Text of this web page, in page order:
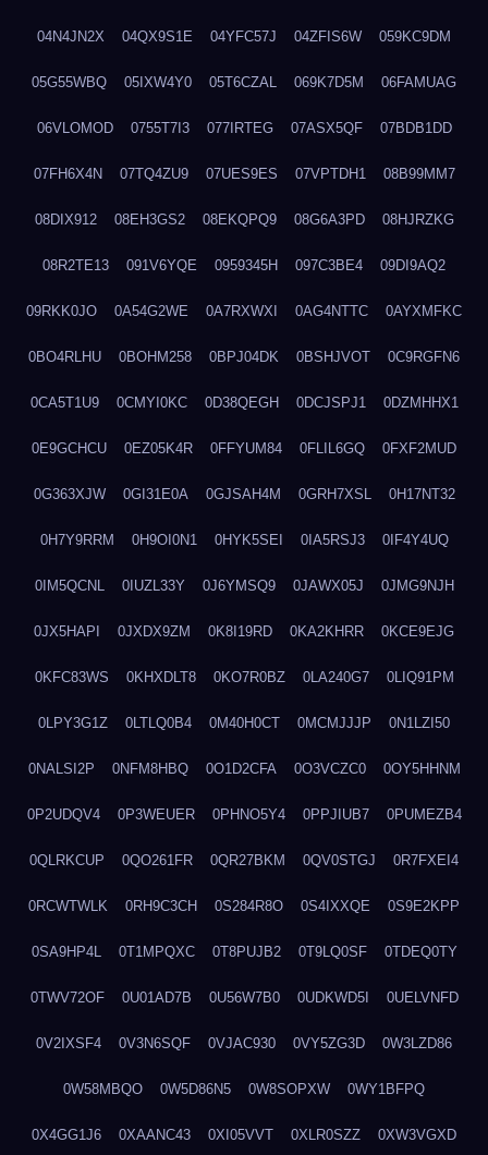
04N4JN2X 04QX9S1E 04YFC57J 04ZFIS6W 059KC9DM
05G55WBQ 05IXW4Y0 05T6CZAL 069K7D5M 06FAMUAG
06VLOMOD 0755T7I3 077IRTEG 07ASX5QF 07BDB1DD
07FH6X4N 07TQ4ZU9 07UES9ES 07VPTDH1 08B99MM7
08DIX912 08EH3GS2 08EKQPQ9 08G6A3PD 08HJRZKG
08R2TE13 091V6YQE 0959345H 097C3BE4 09DI9AQ2
09RKK0JO 0A54G2WE 0A7RXWXI 0AG4NTTC 0AYXMFKC
0BO4RLHU 0BOHM258 0BPJ04DK 0BSHJVOT 0C9RGFN6
0CA5T1U9 0CMYI0KC 0D38QEGH 0DCJSPJ1 0DZMHHX1
0E9GCHCU 0EZ05K4R 0FFYUM84 0FLIL6GQ 0FXF2MUD
0G363XJW 0GI31E0A 0GJSAH4M 0GRH7XSL 0H17NT32
0H7Y9RRM 0H9OI0N1 0HYK5SEI 0IA5RSJ3 0IF4Y4UQ
0IM5QCNL 0IUZL33Y 0J6YMSQ9 0JAWX05J 0JMG9NJH
0JX5HAPI 0JXDX9ZM 0K8I19RD 0KA2KHRR 0KCE9EJG
0KFC83WS 0KHXDLT8 0KO7R0BZ 0LA240G7 0LIQ91PM
0LPY3G1Z 0LTLQ0B4 0M40H0CT 0MCMJJJP 0N1LZI50
0NALSI2P 0NFM8HBQ 0O1D2CFA 0O3VCZC0 0OY5HHNM
0P2UDQV4 0P3WEUER 0PHNO5Y4 0PPJIUB7 0PUMEZB4
0QLRKCUP 0QO261FR 0QR27BKM 0QV0STGJ 0R7FXEI4
0RCWTWLK 0RH9C3CH 0S284R8O 0S4IXXQE 0S9E2KPP
0SA9HP4L 0T1MPQXC 0T8PUJB2 0T9LQ0SF 0TDEQ0TY
0TWV72OF 0U01AD7B 0U56W7B0 0UDKWD5I 0UELVNFD
0V2IXSF4 0V3N6SQF 0VJAC930 0VY5ZG3D 0W3LZD86
0W58MBQO 0W5D86N5 0W8SOPXW 0WY1BFPQ
0X4GG1J6 0XAANC43 0XI05VVT 0XLR0SZZ 0XW3VGXD